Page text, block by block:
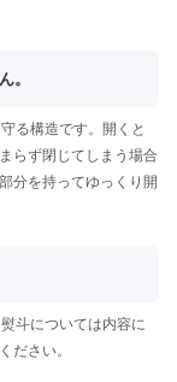
。
る構造です。開くと
らず閉じてしまう場合
分を持ってゆっくり開
斗については内容に
ださい。